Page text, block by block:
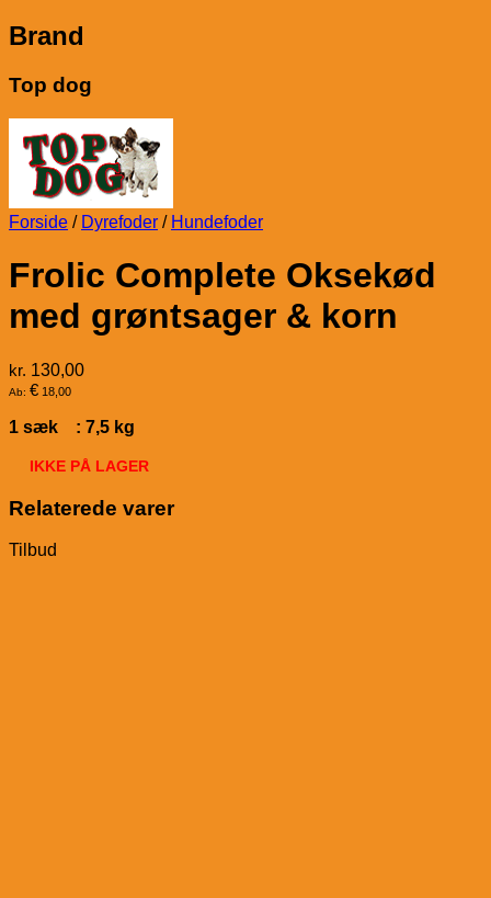
Brand
Top dog
Forside / Dyrefoder / Hundefoder
Frolic Complete Oksekød
med grøntsager & korn
kr. 130,00
Ab: € 18,00
1 sæk : 7,5 kg
IKKE PÅ LAGER
Relaterede varer
Tilbud